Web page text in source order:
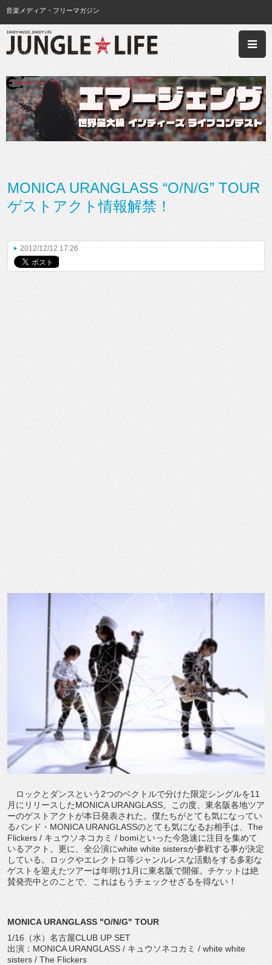
音楽メディア・フリーマガジン
MONICA URANGLASS “O/N/G” TOUR
ゲストアクト情報解禁！
2012/12/12 17:26
ロックとダンスという2つのベクトルで分けた限定シングルを11
月にリリースしたMONICA URANGLASS。この度、東名阪各地ツア
ーのゲストアクトが本日発表された。僕たちがとても気になってい
るバンド・MONICA URANGLASSのとても気になるお相手は、The
Flickers / キュウソネコカミ / bomiといった今急速に注目を集めて
いるアクト。更に、全公演にwhite white sistersが参戦する事が決定
している。ロックやエレクトロ等ジャンルレスな活動をする多彩な
ゲストを迎えたツアーは年明け1月に東名阪で開催。チケットは絶
賛発売中とのことで、これはもうチェックせざるを得ない！
MONICA URANGLASS "O/N/G" TOUR
1/16（水）名古屋CLUB UP SET
出演：MONICA URANGLASS / キュウソネコカミ / white white
sisters / The Flickers